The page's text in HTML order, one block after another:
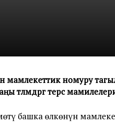
мамлекеттик номуру
төлөмдөргө терс
башка өлкөнүн